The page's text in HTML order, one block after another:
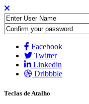
Facebook
Twitter
Linkedin
Dribbble
Teclas de Atalho